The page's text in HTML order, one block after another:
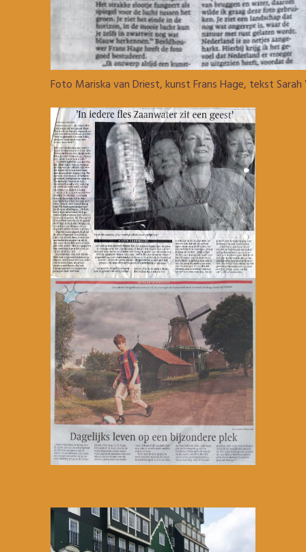
Foto Mariska van Driest, kunst Frans Hage, tekst